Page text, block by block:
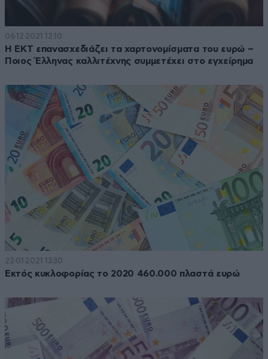
06·12·2021 12:10
Η ΕΚΤ επανασχεδιάζει τα χαρτονομίσματα του ευρώ –
Ποιος Έλληνας καλλιτέχνης συμμετέχει στο εγχείρημα
22·01·2021 13:30
Εκτός κυκλοφορίας το 2020 460.000 πλαστά ευρώ